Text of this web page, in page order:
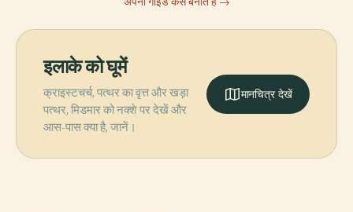
इलाके को घूमें
क्राइस्टचर्च, पत्थर का वृत्त और खड़ा
पत्थर, मिडमार को नक्शे पर देखें और
आस-पास क्या है, जानें।
मानचित्र देखें